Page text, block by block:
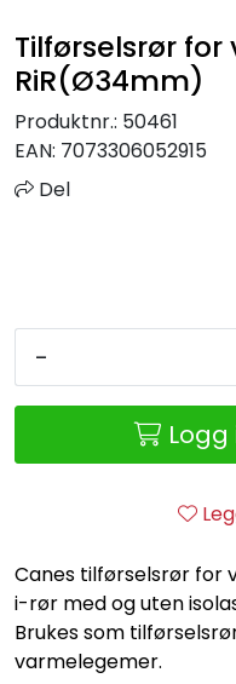
Tilførselsrør
RiR(Ø34mm)
Produktnr.: 50461
EAN: 7073306052915
Del
-
Canes tilførselsrør for
i-rør med og uten
Brukes som
varmelegemer.
Varmeanlegg
Outlet
Retur/reklamasjon